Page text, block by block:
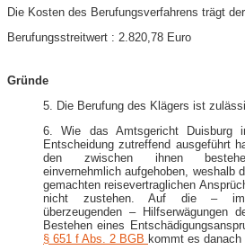
Die Kosten des Berufungsverfahrens trägt der
Berufungsstreitwert : 2.820,78 Euro
Gründe
5. Die Berufung des Klägers ist
6. Wie das Amtsgericht Duisburg
Entscheidung zutreffend ausgeführt
den zwischen ihnen
einvernehmlich aufgehoben, weshalb
gemachten reisevertraglichen
nicht zustehen. Auf die – im
überzeugenden – Hilfserwägungen
Bestehen eines
§ 651 f Abs. 2 BGB kommt es danach